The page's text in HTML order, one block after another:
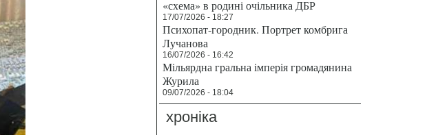
«схема» в родині очільника ДБР
17/07/2026 - 18:27
Психопат-городник. Портрет комбрига
Лучанова
16/07/2026 - 16:42
Мільярдна гральна імперія громадянина
Журила
09/07/2026 - 18:04
хроніка